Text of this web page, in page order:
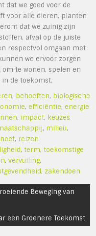
dat we goed voor de
voor alle dieren, planten
dat we zuinig zijn
afval op de juiste
respectvol omgaan met
we ervoor zorgen
te wonen, spelen en
de toekomst.
, behoeften, biologische
,efficiëntie,energie
, impact, keuzes
, milieu,
, reizen
,term,toekomstige
,vervuiling,
, zakendoen
Beweging van
een Groenere Toekomst